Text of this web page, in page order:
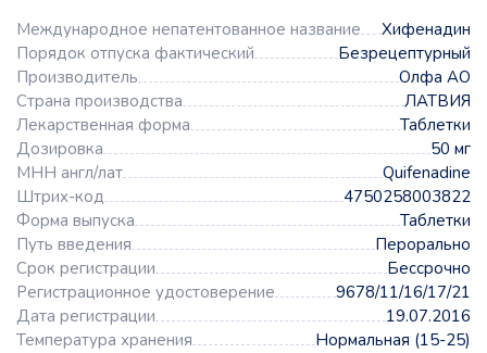
Международное непатентованное название
Хифенадин
Порядок отпуска фактический
Безрецептурный
Производитель
Олфа АО
Страна производства
ЛАТВИЯ
Лекарственная форма
Таблетки
Дозировка
50 мг
МНН англ/лат
Quifenadine
Штрих-код
4750258003822
Форма выпуска
Таблетки
Путь введения
Перорально
Срок регистрации
Бессрочно
Регистрационное удостоверение
9678/11/16/17/21
Дата регистрации
19.07.2016
Температура хранения
Нормальная (15-25)